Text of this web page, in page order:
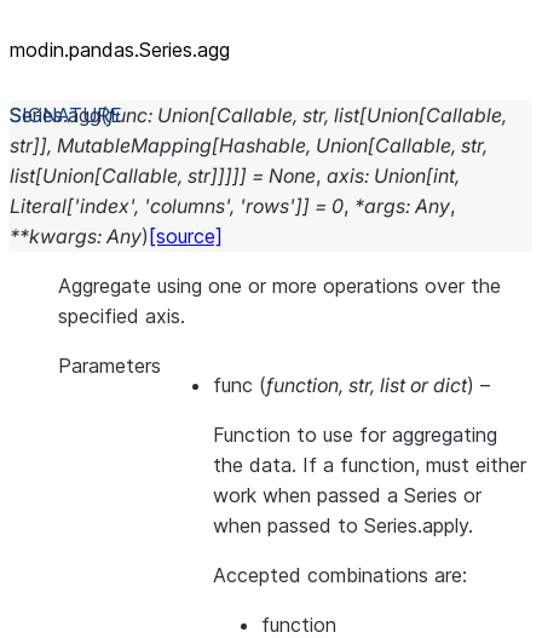
modin.pandas.Series.agg
Series.agg(func: Union[Callable, str, list[Union[Callable,
str]], MutableMapping[Hashable, Union[Callable, str,
list[Union[Callable, str]]]]] = None, axis: Union[int,
Literal['index', 'columns', 'rows']] = 0, *args: Any,
**kwargs: Any) [source]
Aggregate using one or more operations over the
specified axis.
Parameters
func (function, str, listordict) –
Function to use for aggregating
the data. If a function, must either
work when passed a Series or
when passed to Series.apply.
Accepted combinations are:
function